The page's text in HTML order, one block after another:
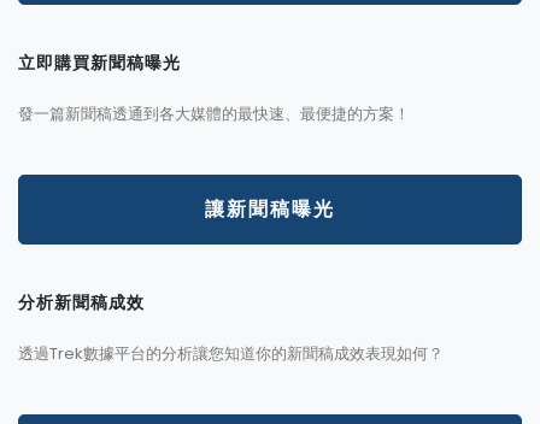
立即購買新聞稿曝光
發一篇新聞稿透通到各大媒體的最快速、最便捷的方案！
讓新聞稿曝光
分析新聞稿成效
透過Trek數據平台的分析讓您知道你的新聞稿成效表現如何？